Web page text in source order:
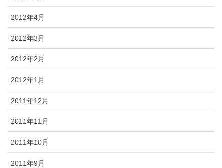
2012年4月
2012年3月
2012年2月
2012年1月
2011年12月
2011年11月
2011年10月
2011年9月